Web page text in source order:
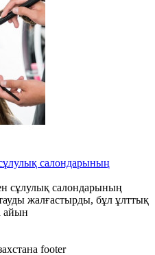
салондарының
сұлулық салондарының
жалғастырды, бұл ұлттық
айын